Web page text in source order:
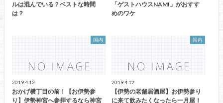
ルは混んでいる？ベストな時間
は？
「ゲストハウスNAMI」がおすす
めのワケ
国内
2019.4.12
おかげ横丁目の前！【お伊勢参
り】伊勢神宮へ参拝するなら神宮
国内
2019.4.12
【伊勢の老舗居酒屋】お伊勢参り
に来て飲みたくなったら一月屋！